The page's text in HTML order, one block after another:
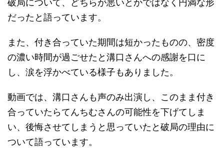
破局について、どちらが悪いとかではなく円満な形
だったと語っています。
また、付き合っていた期間は短かったものの、密度
の濃い時間が過ごせたと溝口さんへの感謝を口に
し、涙を浮かべている様子もありました。
動画では、溝口さんも声のみ出演し、このまま付き
合っていたらてんちむさんの可能性を下げてしま
い、後悔させてしまうと思っていたと破局の理由に
ついて語っています。